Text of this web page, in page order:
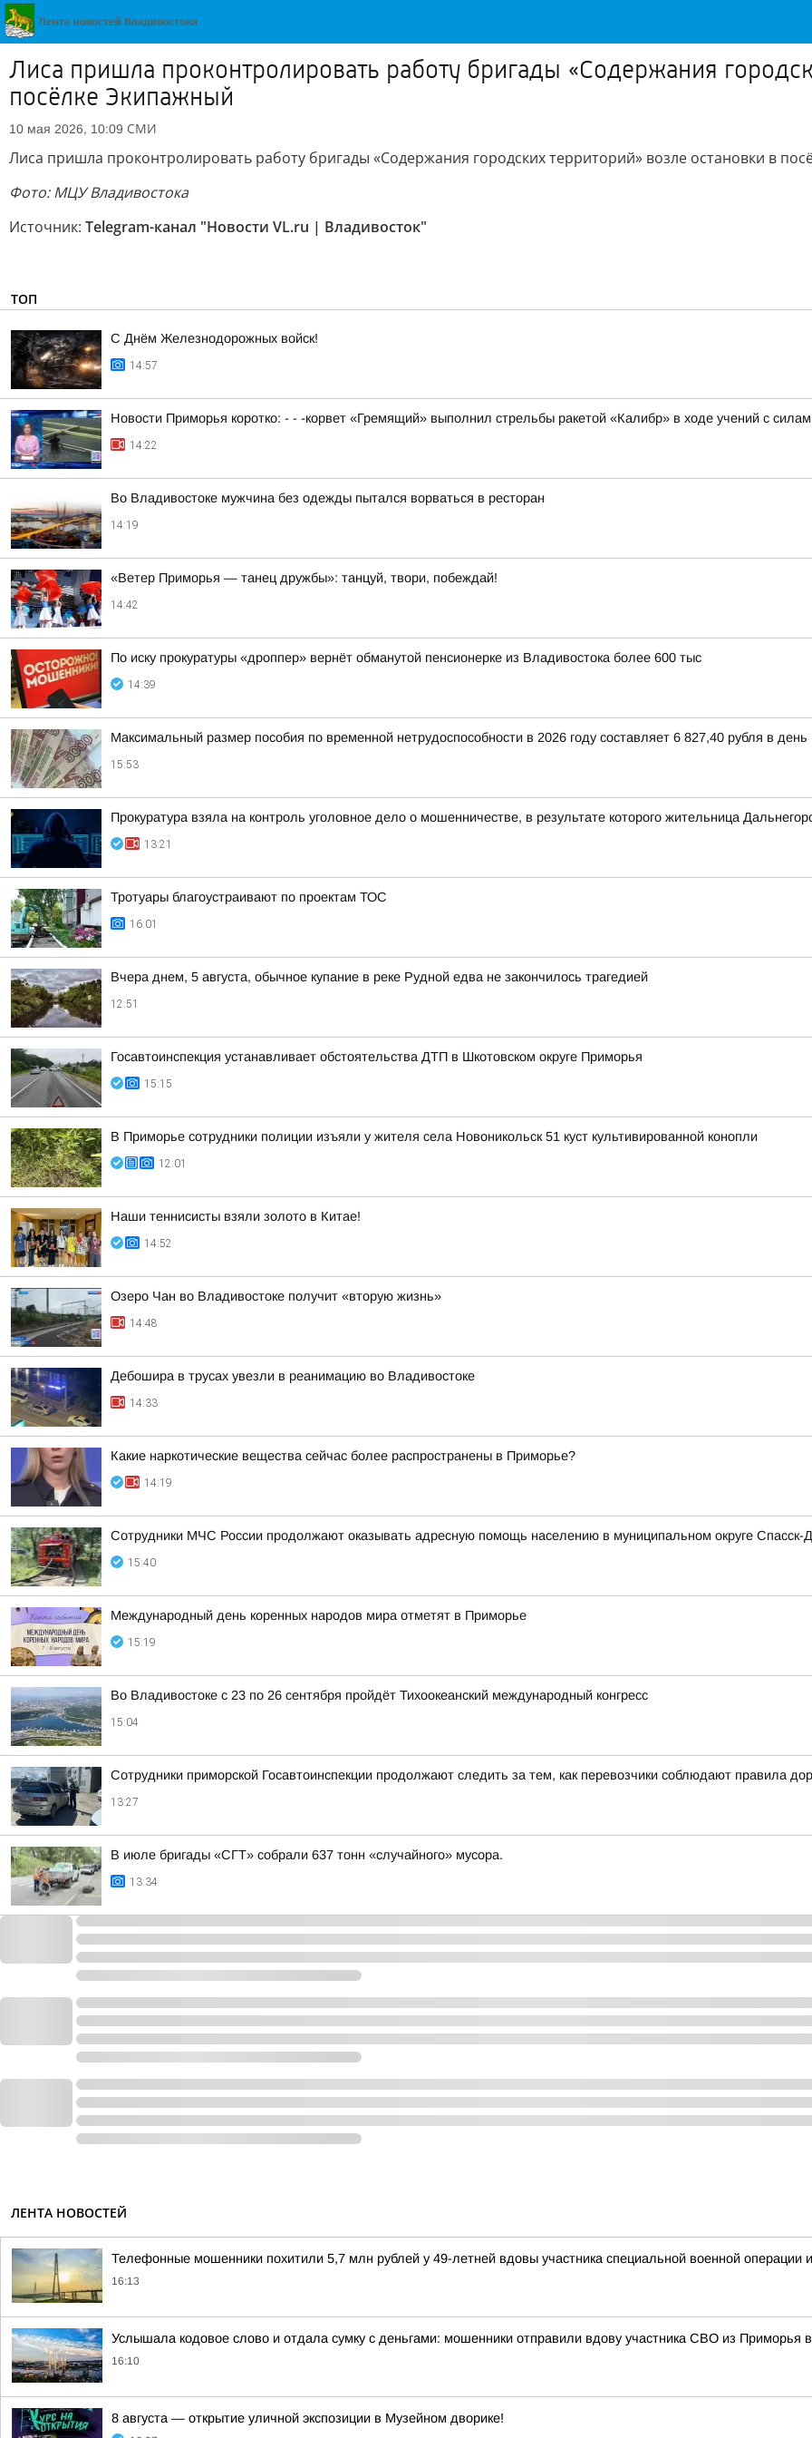
Лиса пришла проконтролировать работу бригады «Содержания
посёлке Экипажный
10 мая 2026, 10:09 СМИ
Лиса пришла проконтролировать работу бригады «Содержания городских территорий» возле остановки в
Фото: МЦУ Владивостока
Источник: Telegram-канал "Новости VL.ru | Владивосток"
ТОП
С Днём Железнодорожных войск!
14:57
Новости Приморья коротко: - - -корвет «Гремящий» выполнил стрельбы ракетой «Калибр» в ходе учений с
14:22
Во Владивостоке мужчина без одежды пытался ворваться в ресторан
14:19
«Ветер Приморья — танец дружбы»: танцуй, твори, побеждай!
14:42
По иску прокуратуры «дроппер» вернёт обманутой пенсионерке из Владивостока более 600 тыс
14:39
Максимальный размер пособия по временной нетрудоспособности в 2026 году составляет 6 827,40 рубля в день
15:53
Прокуратура взяла на контроль уголовное дело о мошенничестве, в результате которого жительница
13:21
Тротуары благоустраивают по проектам ТОС
16:01
Вчера днем, 5 августа, обычное купание в реке Рудной едва не закончилось трагедией
12:51
Госавтоинспекция устанавливает обстоятельства ДТП в Шкотовском округе Приморья
15:15
В Приморье сотрудники полиции изъяли у жителя села Новоникольск 51 куст культивированной конопли
12:01
Наши теннисисты взяли золото в Китае!
14:52
Озеро Чан во Владивостоке получит «вторую жизнь»
14:48
Дебошира в трусах увезли в реанимацию во Владивостоке
14:33
Какие наркотические вещества сейчас более распространены в Приморье?
14:19
Сотрудники МЧС России продолжают оказывать адресную помощь населению в муниципальном округе Спасск-
15:40
Международный день коренных народов мира отметят в Приморье
15:19
Во Владивостоке с 23 по 26 сентября пройдёт Тихоокеанский международный конгресс
15:04
Сотрудники приморской Госавтоинспекции продолжают следить за тем, как перевозчики соблюдают правила
13:27
В июле бригады «СГТ» собрали 637 тонн «случайного» мусора.
13:34
ЛЕНТА НОВОСТЕЙ
Телефонные мошенники похитили 5,7 млн рублей у 49-летней вдовы участника специальной военной операции
16:13
Услышала кодовое слово и отдала сумку с деньгами: мошенники отправили вдову участника СВО из
16:10
8 августа — открытие уличной экспозиции в Музейном дворике!